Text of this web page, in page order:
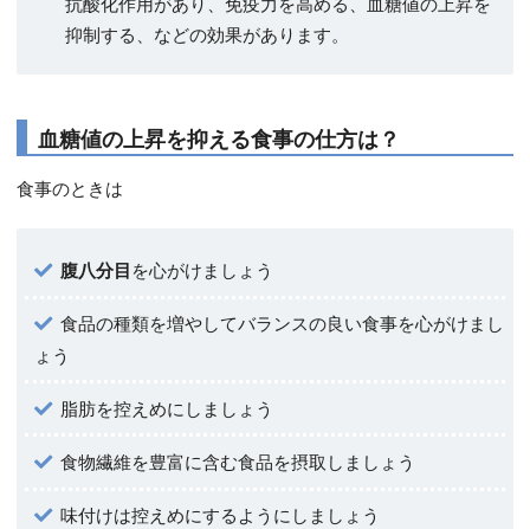
抑制する、などの効果があります。
血糖値の上昇を抑える食事の仕方は？
食事のときは
腹八分目 を心がけましょう
食品の種類を増やしてバランスの良い食事を心がけまし
ょう
脂肪を控えめにしましょう
食物繊維を豊富に含む食品を摂取しましょう
味付けは控えめにするようにしましょう